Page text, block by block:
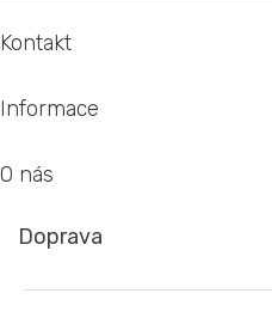
á
t
Kontakt
Informace
O nás
Doprava